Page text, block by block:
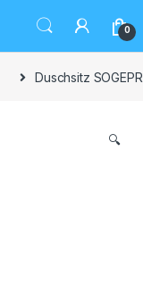
0
Duschsitz
🔍